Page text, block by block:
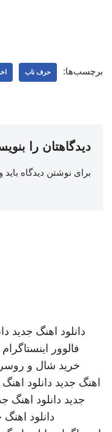
برچسب‌ها: حرف ناب
دیدگاهتان را
برای نوشتن دیدگاه باید
دانلود اهنگ جدید
فالوور اینستاگرام
خرید شال و
اهنگ جدید دانلود
جدید دانلود اهنگ
دانلود اهنگ